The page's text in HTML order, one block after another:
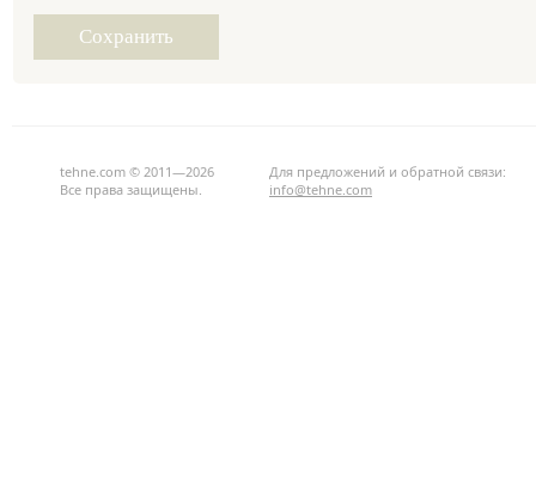
tehne.com © 2011—2026
Все права защищены.
Для предложений и обратной связи:
info@tehne.com